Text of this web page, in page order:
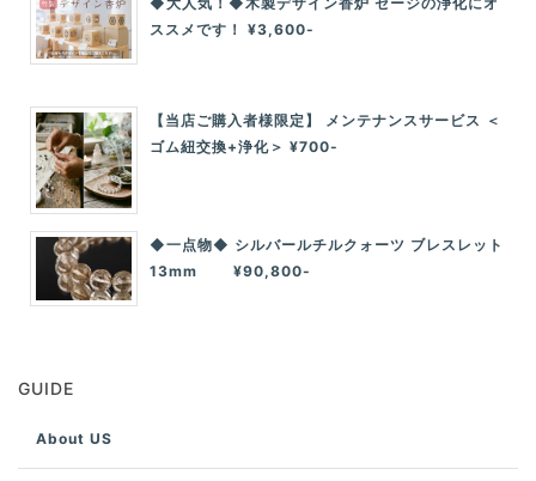
ススメです！ ¥3,600-
【当店ご購入者様限定】 メンテナンスサービス ＜
ゴム紐交換+浄化＞ ¥700-
◆一点物◆ シルバールチルクォーツ ブレスレット
13mm ¥90,800-
GUIDE
About US